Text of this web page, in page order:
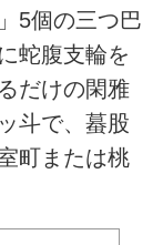
5個の三つ巴
蛇腹支輪を
だけの閑雅
斗で、蟇股
町または桃